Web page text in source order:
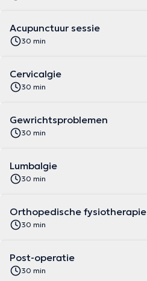
Acupunctuur sessie
30 min
Cervicalgie
30 min
Gewrichtsproblemen
30 min
Lumbalgie
30 min
Orthopedische fysiotherapie
30 min
Post-operatie
30 min